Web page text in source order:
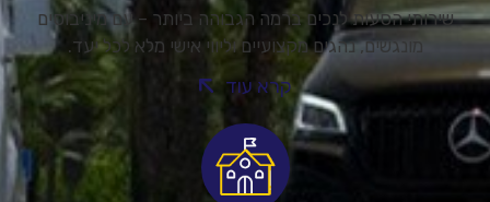
שירותי הסעות לנכים ברמה הגבוהה ביותר – עם מיניבוסים
מונגשים, נהגים מקצועיים וליווי אישי מלא לכל יעד.
קרא עוד